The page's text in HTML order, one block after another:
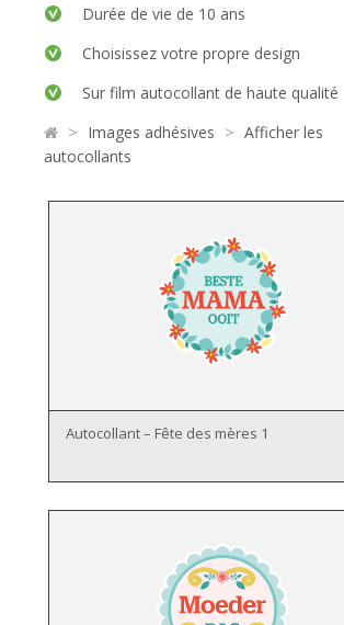
Durée de vie de 10 ans
Choisissez votre propre design
Sur film autocollant de haute qualité
> Images adhésives > Afficher les
autocollants
Autocollant – Fête des mères 1